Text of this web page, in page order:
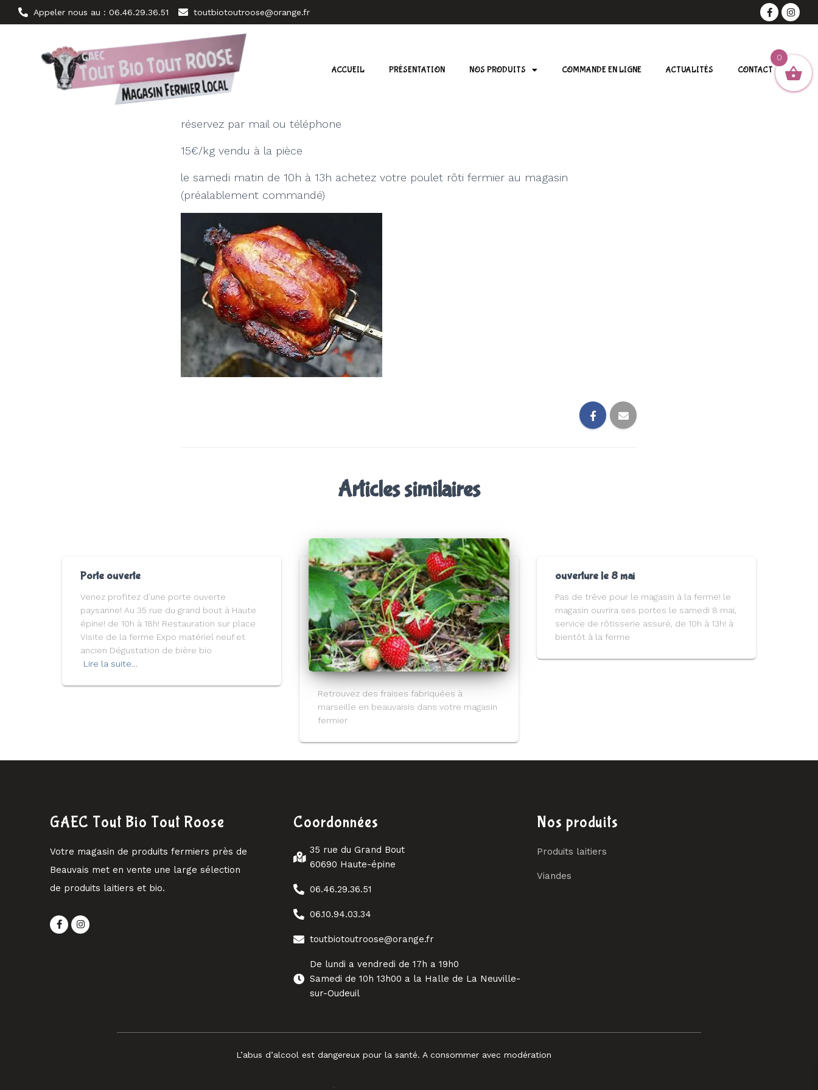
Appeler nous au : 06.46.29.36.51 toutbiotoutroose@orange.fr
ACCUEIL PRÉSENTATION NOS PRODUITS COMMANDE EN LIGNE ACTUALITÉS CONTACT
le samedi matin de 10h à 13h achetez votre poulet rôti fermier au magasin
(préalablement commandé)
15€/kg vendu à la pièce
réservez par mail ou téléphone
Articles similaires
Porte ouverte
Venez profitez d’une porte ouverte
paysanne! Au 35 rue du grand bout à Haute
épine! de 10h à 18h! Restauration sur place
Visite de la ferme Expo matériel neuf et
ancien Dégustation de bière bio
Lire la suite…
Retrouvez des fraises fabriquées à
marseille en beauvaisis dans votre magasin
fermier
ouverture le 8 mai
Pas de trêve pour le magasin à la ferme! le
magasin ouvrira ses portes le samedi 8 mai,
service de rôtisserie assuré, de 10h à 13h! à
bientôt à la ferme
GAEC Tout Bio Tout Roose
Votre magasin de produits fermiers près de
Beauvais met en vente une large sélection
de produits laitiers et bio.
Coordonnées
35 rue du Grand Bout
60690 Haute-épine
06.46.29.36.51
06.10.94.03.34
toutbiotoutroose@orange.fr
De lundi a vendredi de 17h a 19h0
Samedi de 10h 13h00 a la Halle de La Neuville-
sur-Oudeuil
Nos produits
Produits laitiers
Viandes
L’abus d’alcool est dangereux pour la santé. A consommer avec modération
-
0